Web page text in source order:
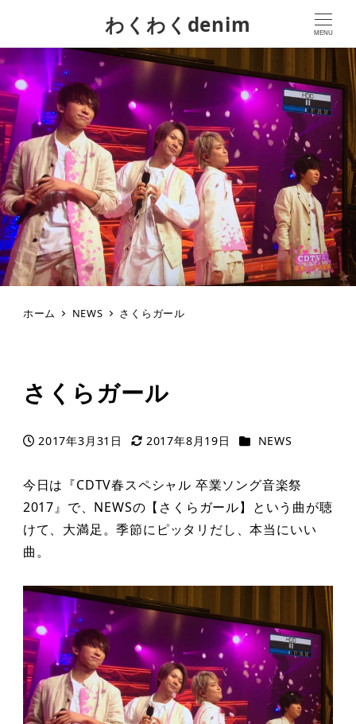
わくわくdenim MENU
ホーム NEWS さくらガール
さくらガール
投稿日
2017年3月31日
更新日
2017年8月19日 カテゴリー
NEWS
今日は『CDTV春スペシャル 卒業ソング音楽祭
2017』で、NEWSの【さくらガール】という曲が聴
けて、大満足。季節にピッタリだし、本当にいい
曲。